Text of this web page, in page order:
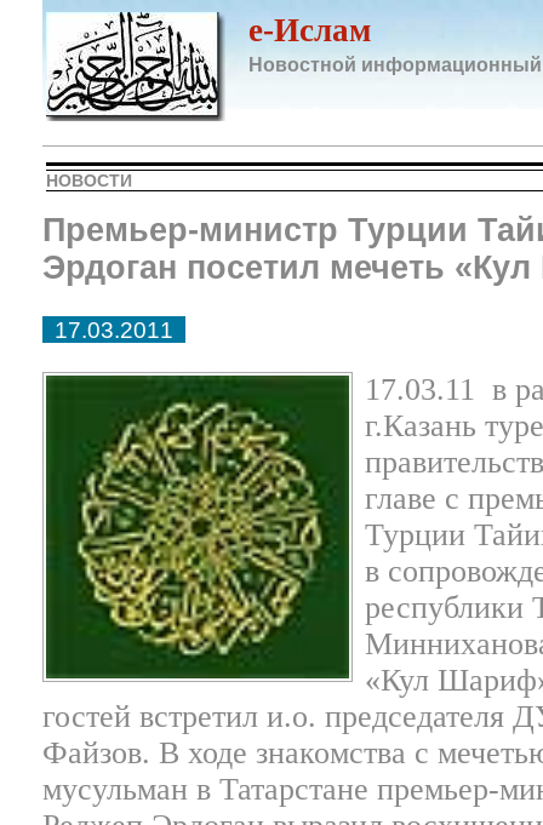
e-Ислам
Новостной информационный
НОВОСТИ
Премьер-министр Турции
Эрдоган посетил мечеть
17.03.2011
17.03.11 в
г.Казань
главе с
Турции
в
республики
«Кул
гостей встретил и.о. председателя
Файзов. В ходе знакомства с
мусульман в Татарстане премьер-